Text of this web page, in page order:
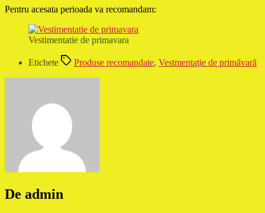
Pentru acesata perioada va recomandam:
Vestimentatie de primavara
Etichete Produse recomandate, Vestmentaţie de primăvară
De admin